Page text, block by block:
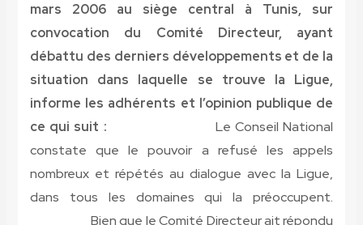
mars 2006 au siège central à Tunis, sur
convocation du Comité Directeur, ayant
débattu des derniers développements et de la
situation dans laquelle se trouve la Ligue,
informe les adhérents et l’opinion publique de
ce qui suit :
Le Conseil National
constate que le pouvoir a refusé les appels
nombreux et répétés au dialogue avec la Ligue,
dans tous les domaines qui la préoccupent.
Bien que le Comité Directeur ait répondu